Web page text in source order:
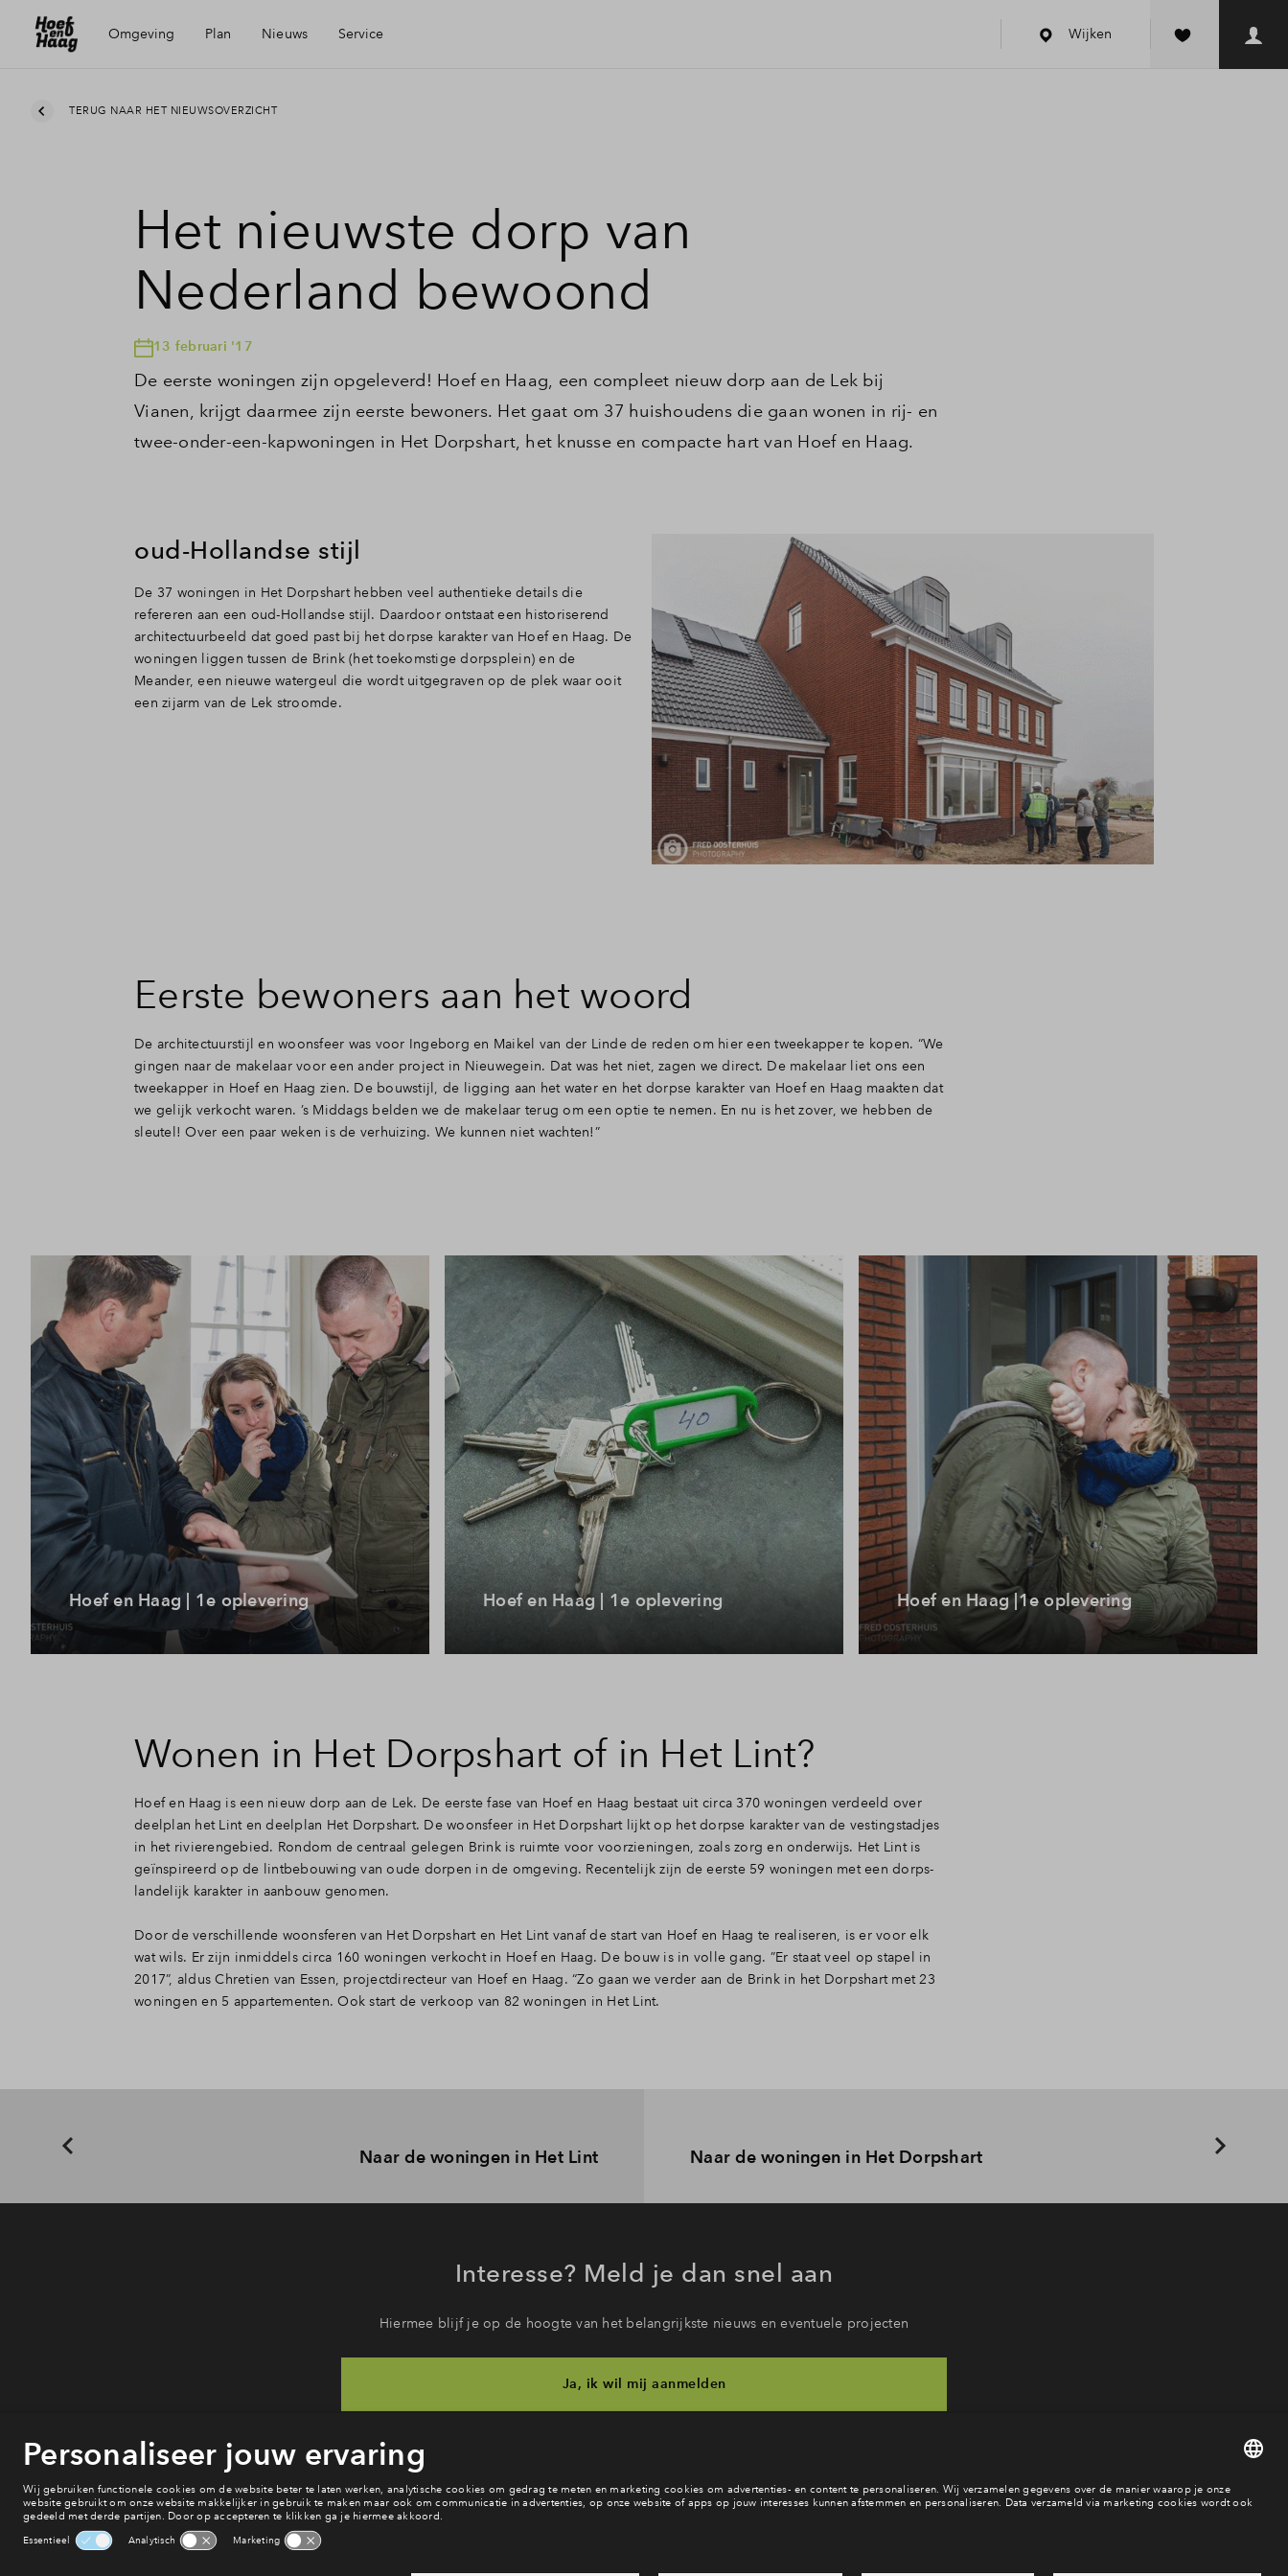
Omgeving
Ligging
Geschiedenis
Plan
Visie
Partners
Nieuws Service
Financiering
Toewijzing
Woning kopen
Veelgestelde vragen
Wijken
TERUG NAAR HET NIEUWSOVERZICHT
Het nieuwste dorp van
Nederland bewoond
13 februari '17
De eerste woningen zijn opgeleverd! Hoef en Haag, een compleet nieuw dorp aan de Lek bij
Vianen, krijgt daarmee zijn eerste bewoners. Het gaat om 37 huishoudens die gaan wonen in rij- en
twee-onder-een-kapwoningen in Het Dorpshart, het knusse en compacte hart van Hoef en Haag.
oud-Hollandse stijl
De 37 woningen in Het Dorpshart hebben veel authentieke details die
refereren aan een oud-Hollandse stijl. Daardoor ontstaat een historiserend
architectuurbeeld dat goed past bij het dorpse karakter van Hoef en Haag. De
woningen liggen tussen de Brink (het toekomstige dorpsplein) en de
Meander, een nieuwe watergeul die wordt uitgegraven op de plek waar ooit
een zijarm van de Lek stroomde.
Eerste bewoners aan het woord
De architectuurstijl en woonsfeer was voor Ingeborg en Maikel van der Linde de reden om hier een tweekapper te kopen. “We
gingen naar de makelaar voor een ander project in Nieuwegein. Dat was het niet, zagen we direct. De makelaar liet ons een
tweekapper in Hoef en Haag zien. De bouwstijl, de ligging aan het water en het dorpse karakter van Hoef en Haag maakten dat
we gelijk verkocht waren. ’s Middags belden we de makelaar terug om een optie te nemen. En nu is het zover, we hebben de
sleutel! Over een paar weken is de verhuizing. We kunnen niet wachten!”
Hoef en Haag | 1e oplevering Hoef en Haag | 1e oplevering Hoef en Haag |1e oplevering
Wonen in Het Dorpshart of in Het Lint?
Hoef en Haag is een nieuw dorp aan de Lek. De eerste fase van Hoef en Haag bestaat uit circa 370 woningen verdeeld over
deelplan het Lint en deelplan Het Dorpshart. De woonsfeer in Het Dorpshart lijkt op het dorpse karakter van de vestingstadjes
in het rivierengebied. Rondom de centraal gelegen Brink is ruimte voor voorzieningen, zoals zorg en onderwijs. Het Lint is
geïnspireerd op de lintbebouwing van oude dorpen in de omgeving. Recentelijk zijn de eerste 59 woningen met een dorps-
landelijk karakter in aanbouw genomen.
Door de verschillende woonsferen van Het Dorpshart en Het Lint vanaf de start van Hoef en Haag te realiseren, is er voor elk
wat wils. Er zijn inmiddels circa 160 woningen verkocht in Hoef en Haag. De bouw is in volle gang. ”Er staat veel op stapel in
2017”, aldus Chretien van Essen, projectdirecteur van Hoef en Haag. “Zo gaan we verder aan de Brink in het Dorpshart met 23
woningen en 5 appartementen. Ook start de verkoop van 82 woningen in Het Lint.
Naar de woningen in Het Lint Naar de woningen in Het Dorpshart
Interesse? Meld je dan snel aan
Hiermee blijf je op de hoogte van het belangrijkste nieuws en eventuele projecten
Ja, ik wil mij aanmelden
Heb je een vraag en wil je direct antwoord? Bel ons op
6 dagen per week beschikbaar (behalve tijdens feestdagen)
via chat en telefoon